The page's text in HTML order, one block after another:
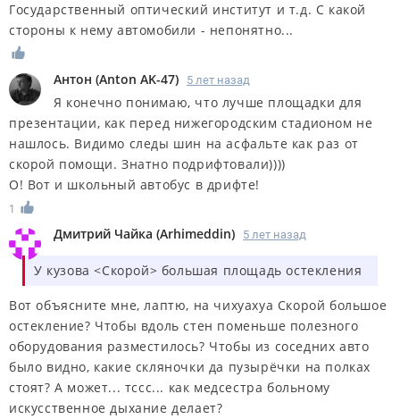
Государственный оптический институт и т.д. С какой
стороны к нему автомобили - непонятно...
Антон (Anton AK-47) 5 лет назад
Я конечно понимаю, что лучше площадки для
презентации, как перед нижегородским стадионом не
нашлось. Видимо следы шин на асфальте как раз от
скорой помощи. Знатно подрифтовали))))
О! Вот и школьный автобус в дрифте!
1
Дмитрий Чайка (Arhimeddin) 5 лет назад
У кузова <Скорой> большая площадь остекления
Вот объясните мне, лаптю, на чихуахуа Скорой большое
остекление? Чтобы вдоль стен поменьше полезного
оборудования разместилось? Чтобы из соседних авто
было видно, какие скляночки да пузырёчки на полках
стоят? А может... тссс... как медсестра больному
искусственное дыхание делает?